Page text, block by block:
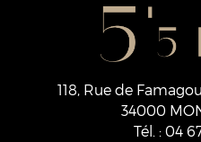
118, Rue de
34000
Tél. : 04